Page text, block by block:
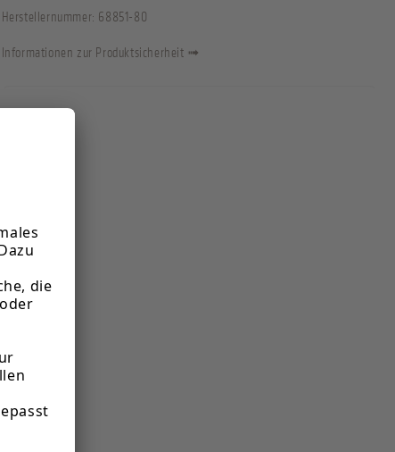
Herstellernummer: 68851-80
Informationen zur Produktsicherheit ➟
Rieker GmbH Rieker Schuh
Rieker Schuh
Postfach 240, 78503 Tuttlingen, Deutschland